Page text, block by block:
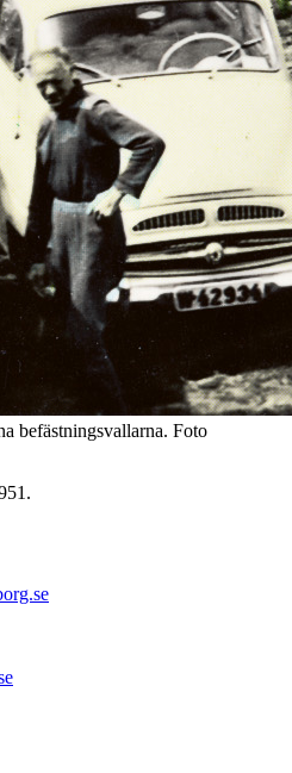
befästningsvallarna. Foto